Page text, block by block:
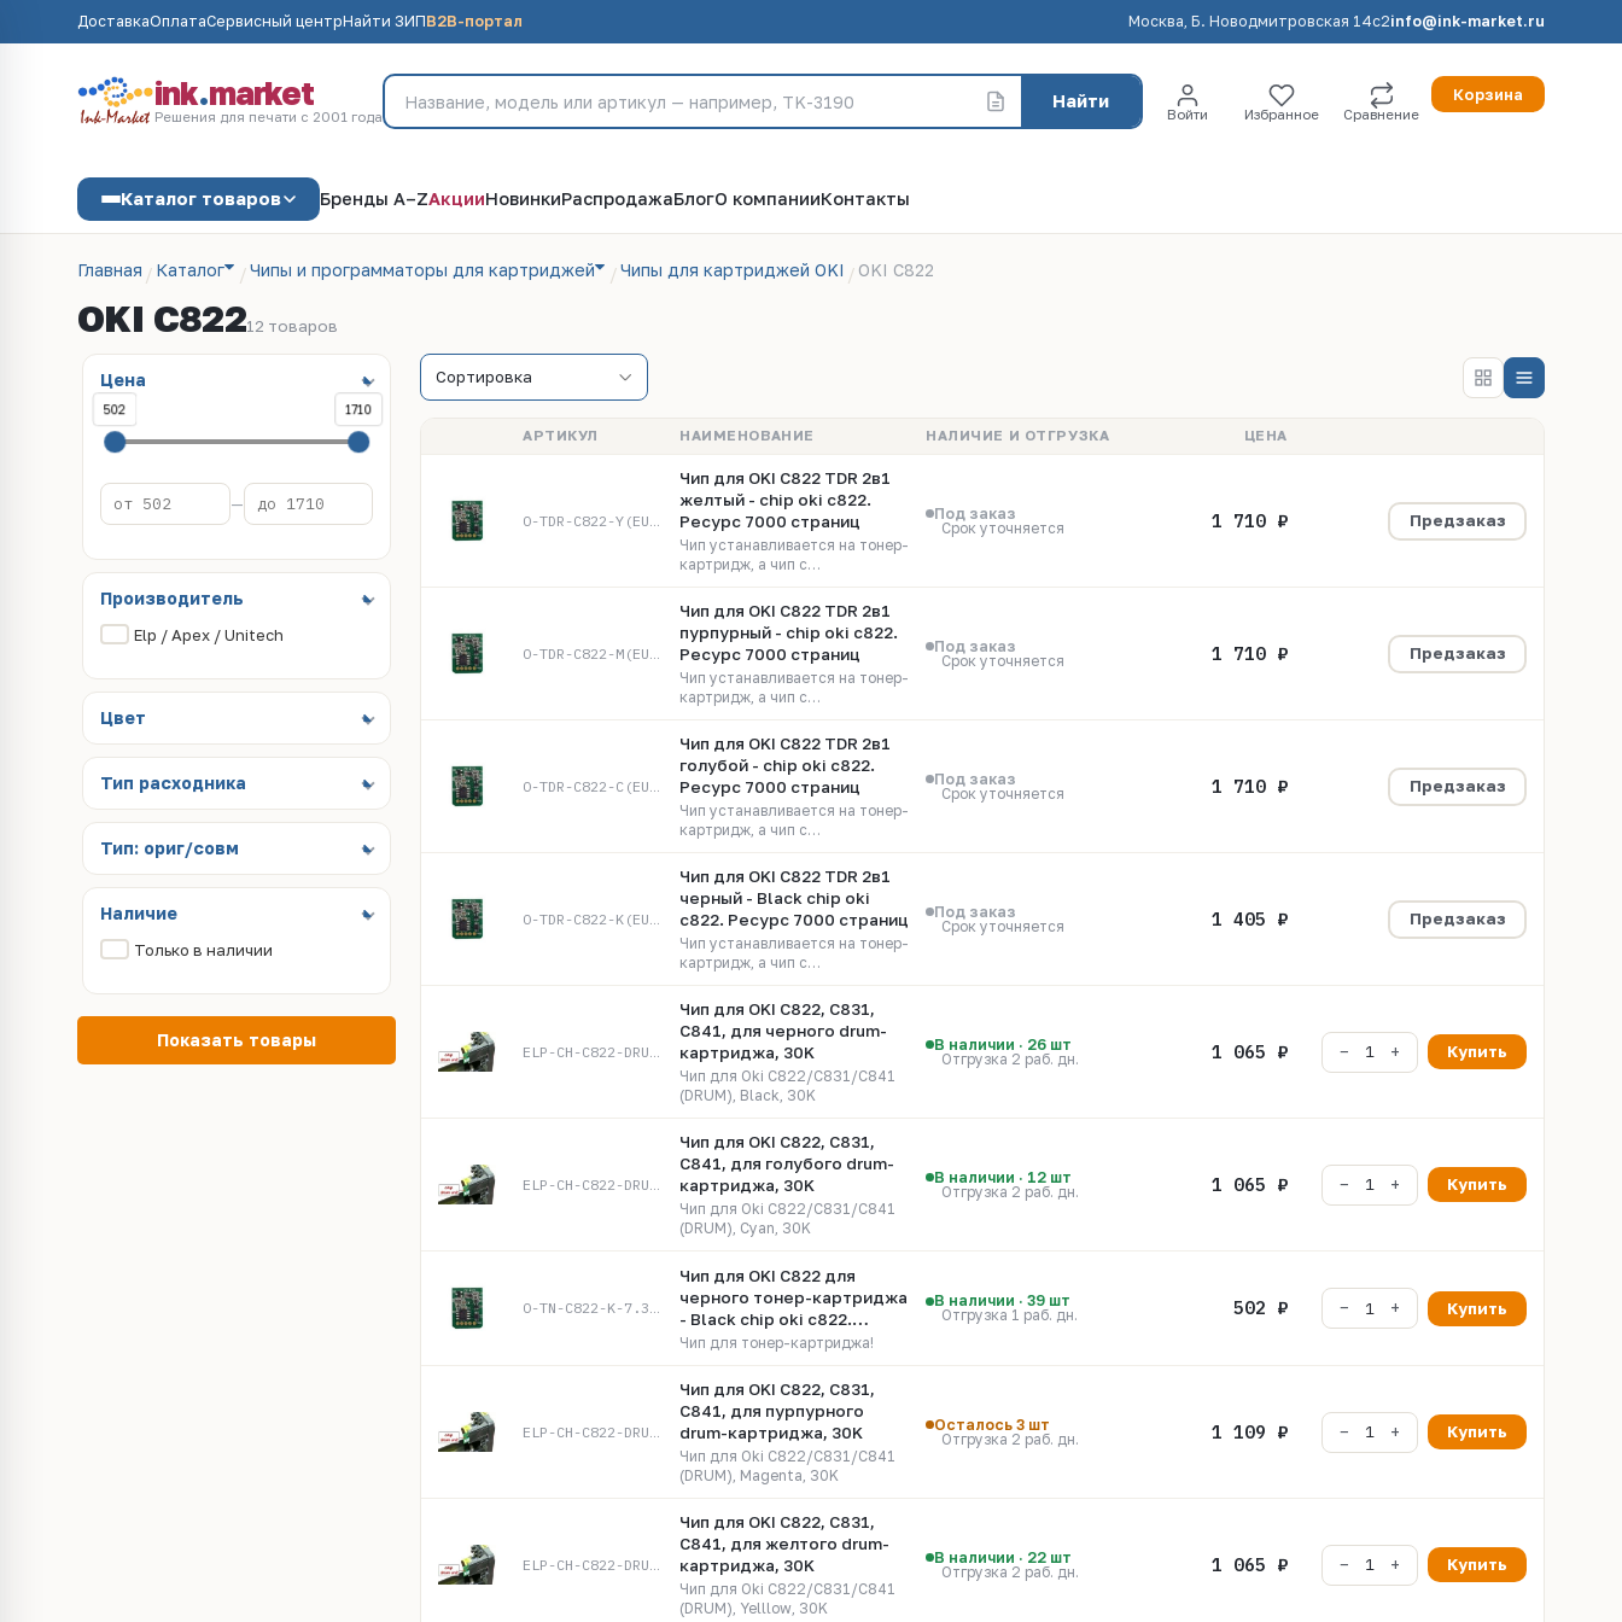
ДоставкаОплатаСервисный центрНайти ЗИПB2B-портал Москва, Б. Новодмитровская 14с2info@ink-market.ru
ink.market
Решения для печати с 2001 года
Найти
Войти Избранное Сравнение
Корзина
Каталог товаров Бренды A–ZАкцииНовинкиРаспродажаБлогО компанииКонтакты
Главная Каталог Чипы и программаторы для картриджей Чипы для картриджей OKI OKI C822
OKI C82212 товаров
Цена
502 1710
—
Производитель
Elp / Apex / Unitech
Цвет
Тип расходника
Тип: ориг/совм
Наличие
Только в наличии
Показать товары
АРТИКУЛ НАИМЕНОВАНИЕ НАЛИЧИЕ И ОТГРУЗКА ЦЕНА
Чип для OKI C822 TDR 2в1
желтый - chip oki c822.
Ресурс 7000 страниц
Чип устанавливается на тонер-
картридж, а чип с
снять!
Под заказ
Срок уточняется
1 710 ₽ Предзаказ
Чип для OKI C822 TDR 2в1
пурпурный - chip oki c822.
Ресурс 7000 страниц
Чип устанавливается на тонер-
картридж, а чип с
снять!
Под заказ
Срок уточняется
1 710 ₽ Предзаказ
Чип для OKI C822 TDR 2в1
голубой - chip oki c822.
Ресурс 7000 страниц
Чип устанавливается на тонер-
картридж, а чип с
снять!
Под заказ
Срок уточняется
1 710 ₽ Предзаказ
Чип для OKI C822 TDR 2в1
черный - Black chip oki
c822. Ресурс 7000 страниц
Чип устанавливается на тонер-
картридж, а чип с
снять!
Под заказ
Срок уточняется
1 405 ₽ Предзаказ
Чип для OKI C822, C831,
C841, для черного drum-
картриджа, 30K
Чип для Oki C822/C831/C841
(DRUM), Black, 30K
В наличии · 26 шт
Отгрузка 2 раб. дн.
1 065 ₽ Купить
Чип для OKI C822, C831,
C841, для голубого drum-
картриджа, 30K
Чип для Oki C822/C831/C841
(DRUM), Cyan, 30K
В наличии · 12 шт
Отгрузка 2 раб. дн.
1 065 ₽ Купить
O-TN-C822-K-7.3K(EUR/ME)
Чип для OKI C822 для
черного тонер-картриджа
- Black chip oki c822.
Ресурс 7000 страниц
Чип для тонер-картриджа!
В наличии · 39 шт
Отгрузка 1 раб. дн.
502 ₽ Купить
Чип для OKI C822, C831,
C841, для пурпурного
drum-картриджа, 30K
Чип для Oki C822/C831/C841
(DRUM), Magenta, 30K
Осталось 3 шт
Отгрузка 2 раб. дн.
1 109 ₽ Купить
Чип для OKI C822, C831,
C841, для желтого drum-
картриджа, 30K
Чип для Oki C822/C831/C841
(DRUM), Yelllow, 30K
В наличии · 22 шт
Отгрузка 2 раб. дн.
1 065 ₽ Купить